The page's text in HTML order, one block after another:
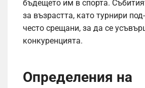
бъдещето им в спорта.
за възрастта, като турнири
често срещани, за да се
конкуренцията.
Определения на